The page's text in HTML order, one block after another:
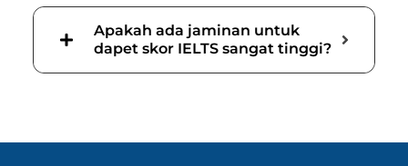
Apakah ada jaminan untuk
dapet skor IELTS sangat tinggi?